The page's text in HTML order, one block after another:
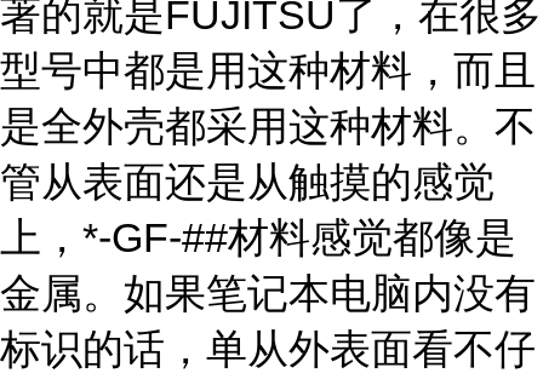
著的就是FUJITSU了，在很多
型号中都是用这种材料，而且
是全外壳都采用这种材料。不
管从表面还是从触摸的感觉
上，*-GF-##材料感觉都像是
金属。如果笔记本电脑内没有
标识的话，单从外表面看不仔